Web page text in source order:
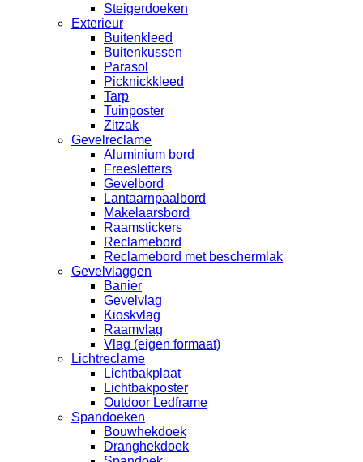
Steigerdoeken
Exterieur
Buitenkleed
Buitenkussen
Parasol
Picknickkleed
Tarp
Tuinposter
Zitzak
Gevelreclame
Aluminium bord
Freesletters
Gevelbord
Lantaarnpaalbord
Makelaarsbord
Raamstickers
Reclamebord
Reclamebord met beschermlak
Gevelvlaggen
Banier
Gevelvlag
Kioskvlag
Raamvlag
Vlag (eigen formaat)
Lichtreclame
Lichtbakplaat
Lichtbakposter
Outdoor Ledframe
Spandoeken
Bouwhekdoek
Dranghekdoek